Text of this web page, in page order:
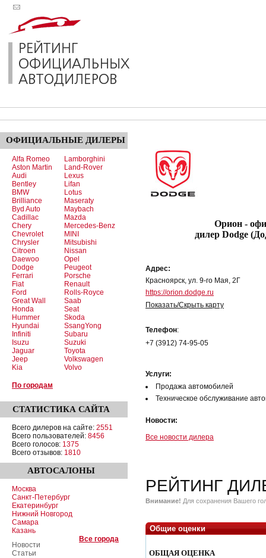
ОФИЦИАЛЬНЫЕ ДИЛЕРЫ
Alfa Romeo
Aston Martin
Audi
Bentley
BMW
Brilliance
Byd Auto
Cadillac
Chery
Chevrolet
Chrysler
Citroen
Daewoo
Dodge
Ferrari
Fiat
Ford
Great Wall
Honda
Hummer
Hyundai
Infiniti
Isuzu
Jaguar
Jeep
Kia
Lamborghini
Land-Rover
Lexus
Lifan
Lotus
Maseraty
Maybach
Mazda
Mercedes-Benz
MINI
Mitsubishi
Nissan
Opel
Peugeot
Porsche
Renault
Rolls-Royce
Saab
Seat
Skoda
SsangYong
Subaru
Suzuki
Toyota
Volkswagen
Volvo
По городам
СТАТИСТИКА САЙТА
Всего дилеров на сайте: 2551
Всего пользователей: 8456
Всего голосов: 1375
Всего отзывов: 1810
АВТОСАЛОНЫ
Москва
Санкт-Петербург
Екатеринбург
Нижний Новгород
Самара
Казань
Все города
Новости
Статьи
Орион -
дилер Dodge
Адрес:
Красноярск, ул. 9-го Мая, 2Г
https://orion.dodge.ru
Показать/Скрыть карту
Телефон:
+7 (3912) 74-95-05
Услуги:
Продажа автомобилей
Техническое обслуживание
Новости:
Все новости дилера
РЕЙТИНГ
Внимание! Для сохранения Вашего
Общие оценки
ОБЩАЯ ОЦЕНКА